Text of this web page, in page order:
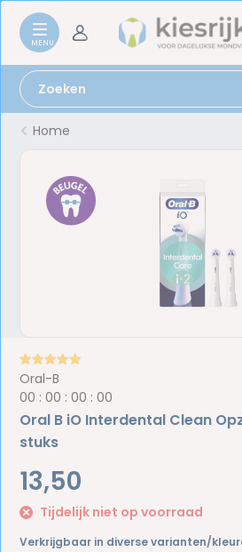
Home
Oral-B
00 :00 :00 :00
Oral B iO Interdental Clean
stuks
13,50
Tijdelijk niet op voorraad
Verkrijgbaar in diverse varianten/